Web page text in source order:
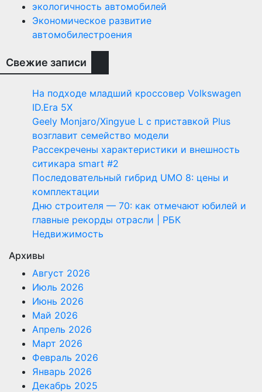
экологичность автомобилей
Экономическое развитие
автомобилестроения
Свежие записи
На подходе младший кроссовер Volkswagen
ID.Era 5X
Geely Monjaro/Xingyue L с приставкой Plus
возглавит семейство модели
Рассекречены характеристики и внешность
ситикара smart #2
Последовательный гибрид UMO 8: цены и
комплектации
Дню строителя — 70: как отмечают юбилей и
главные рекорды отрасли | РБК
Недвижимость
Архивы
Август 2026
Июль 2026
Июнь 2026
Май 2026
Апрель 2026
Март 2026
Февраль 2026
Январь 2026
Декабрь 2025